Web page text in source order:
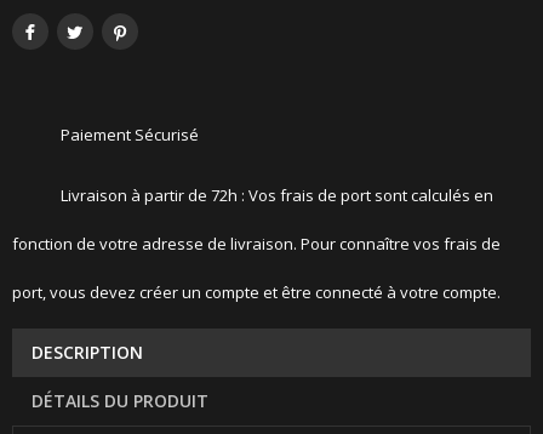
Paiement Sécurisé
Livraison à partir de 72h : Vos frais de port sont calculés en
fonction de votre adresse de livraison. Pour connaître vos frais de
port, vous devez créer un compte et être connecté à votre compte.
DESCRIPTION
DÉTAILS DU PRODUIT